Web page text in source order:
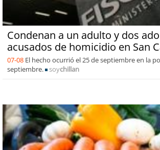
Condenan a un adulto y dos
acusados de homicidio en San
07-08 El hecho ocurrió el 25 de septiembre en la
septiembre.
soychillan